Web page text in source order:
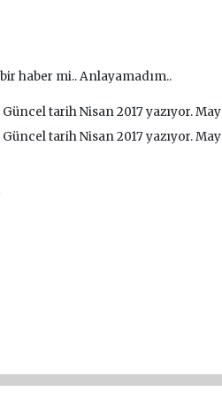
haber mi.. Anlayamadım..
Güncel tarih Nisan 2017 yazıyor.
Güncel tarih Nisan 2017 yazıyor.